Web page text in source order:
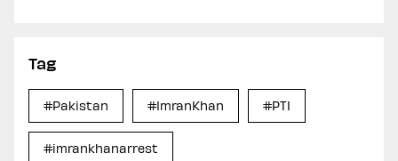
Tag
#Pakistan #ImranKhan #PTI
#imrankhanarrest